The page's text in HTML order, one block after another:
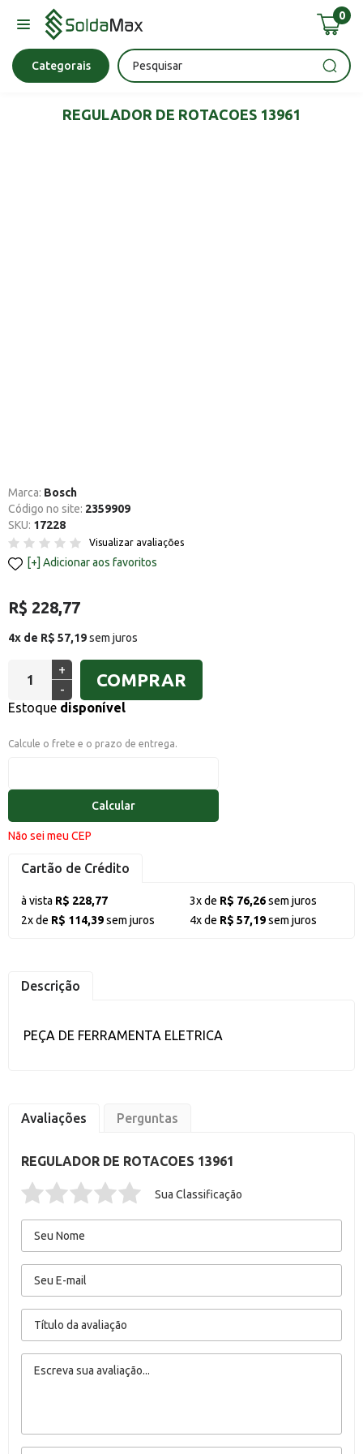
0
Categorais
Bateria Chave Impacto Esmerilhadeira
REGULADOR DE ROTACOES 13961
Marca: Bosch
Código no site: 2359909
SKU: 17228
Visualizar avaliações
Adicionar aos favoritos
R$ 228,77
4x de R$ 57,19sem juros
+
-
COMPRAR
Estoque disponível
Calcule o frete e o prazo de entrega.
Calcular
Não sei meu CEP
Cartão de Crédito
à vista R$ 228,77
2x de R$ 114,39sem juros
3x de R$ 76,26sem juros
4x de R$ 57,19sem juros
Descrição
PEÇA DE FERRAMENTA ELETRICA
Avaliações Perguntas
REGULADOR DE ROTACOES 13961
Sua Classificação